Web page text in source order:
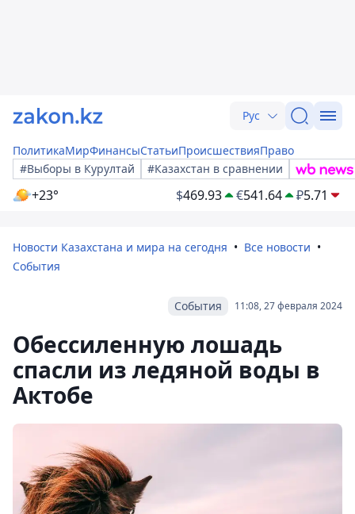
Рус
ПолитикаМирФинансыСтатьиПроисшествияПраво
#Выборы в Курултай
#Казахстан в сравнении
+23° $469.93 €541.64 ₽5.71
Новости Казахстана и мира на сегодня
Все новости
События
11:08, 27 февраля 2024
События
Обессиленную лошадь
спасли из ледяной воды в
Актобе